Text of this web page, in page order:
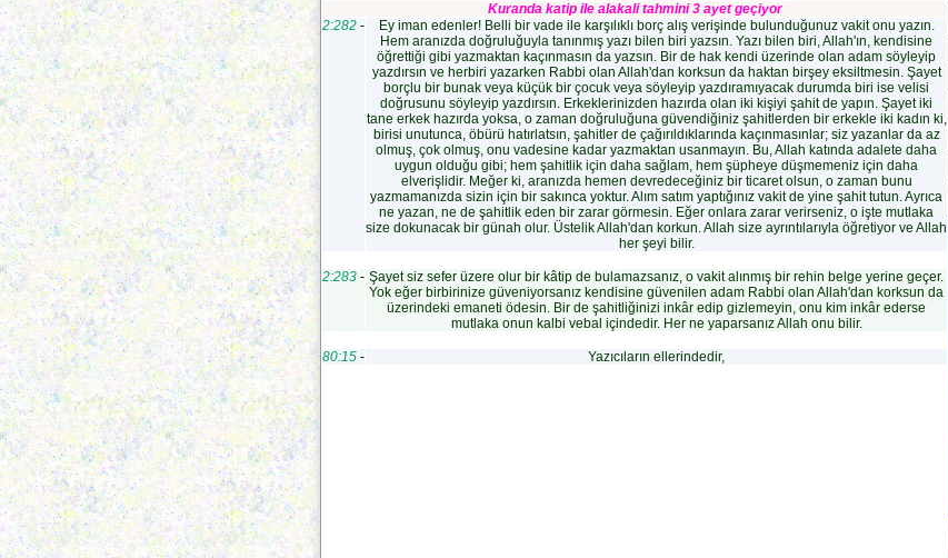
Kuranda katip ile alakali tahmini 3 ayet geçiyor
2:282 -
Ey iman edenler! Belli bir vade ile karşılıklı borç alış verişinde bulunduğunuz vakit onu yazın.
Hem aranızda doğruluğuyla tanınmış yazı bilen biri yazsın. Yazı bilen biri, Allah'ın, kendisine
öğrettiği gibi yazmaktan kaçınmasın da yazsın. Bir de hak kendi üzerinde olan adam söyleyip
yazdırsın ve herbiri yazarken Rabbi olan Allah'dan korksun da haktan birşey eksiltmesin. Şayet
borçlu bir bunak veya küçük bir çocuk veya söyleyip yazdıramıyacak durumda biri ise velisi
doğrusunu söyleyip yazdırsın. Erkeklerinizden hazırda olan iki kişiyi şahit de yapın. Şayet iki
tane erkek hazırda yoksa, o zaman doğruluğuna güvendiğiniz şahitlerden bir erkekle iki kadın ki,
birisi unutunca, öbürü hatırlatsın, şahitler de çağırıldıklarında kaçınmasınlar; siz yazanlar da az
olmuş, çok olmuş, onu vadesine kadar yazmaktan usanmayın. Bu, Allah katında adalete daha
uygun olduğu gibi; hem şahitlik için daha sağlam, hem şüpheye düşmemeniz için daha
elverişlidir. Meğer ki, aranızda hemen devredeceğiniz bir ticaret olsun, o zaman bunu
yazmamanızda sizin için bir sakınca yoktur. Alım satım yaptığınız vakit de yine şahit tutun. Ayrıca
ne yazan, ne de şahitlik eden bir zarar görmesin. Eğer onlara zarar verirseniz, o işte mutlaka
size dokunacak bir günah olur. Üstelik Allah'dan korkun. Allah size ayrıntılarıyla öğretiyor ve Allah
her şeyi bilir.
2:283 - Şayet siz sefer üzere olur bir kâtip de bulamazsanız, o vakit alınmış bir rehin belge yerine geçer.
Yok eğer birbirinize güveniyorsanız kendisine güvenilen adam Rabbi olan Allah'dan korksun da
üzerindeki emaneti ödesin. Bir de şahitliğinizi inkâr edip gizlemeyin, onu kim inkâr ederse
mutlaka onun kalbi vebal içindedir. Her ne yaparsanız Allah onu bilir.
80:15 - Yazıcıların ellerindedir,